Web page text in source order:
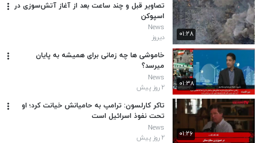
۰۱:۲۸
تصاویر قبل و چند ساعت بعد از آغاز آتش‌سوزی در
اسپوکن
News
دیروز
۰۱:۳۸
خاموشی ها چه زمانی برای همیشه به پایان
میرسد؟
News
۲ روز پیش
۰۱:۲۶
تاکر کارلسون: ترامپ به حامیانش خیانت کرد؛ او
تحت نفوذ اسرائیل است
News
۲ روز پیش